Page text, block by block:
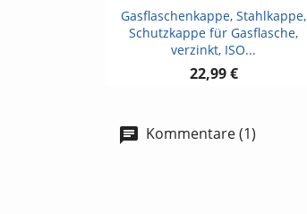
Vorschau
Gasflaschenkappe, Stahlkappe,
Schutzkappe für Gasflasche,
verzinkt, ISO...
22,99 €
Kommentare (1)